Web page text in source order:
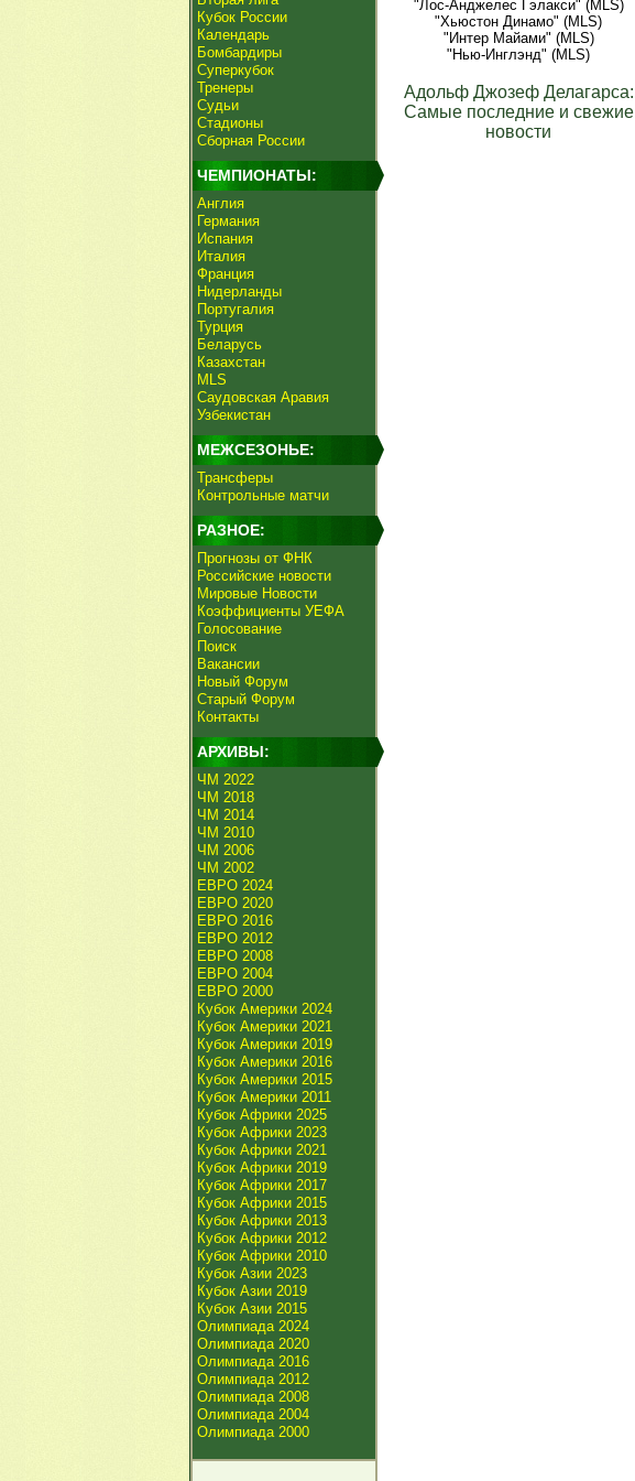
Кубок России
Календарь
Бомбардиры
Суперкубок
Тренеры
Судьи
Стадионы
Сборная России
ЧЕМПИОНАТЫ:
Англия
Германия
Испания
Италия
Франция
Нидерланды
Португалия
Турция
Беларусь
Казахстан
MLS
Саудовская Аравия
Узбекистан
МЕЖСЕЗОНЬЕ:
Трансферы
Контрольные матчи
РАЗНОЕ:
Прогнозы от ФНК
Российские новости
Мировые Новости
Коэффициенты УЕФА
Голосование
Поиск
Вакансии
Новый Форум
Старый Форум
Контакты
АРХИВЫ:
ЧМ 2022
ЧМ 2018
ЧМ 2014
ЧМ 2010
ЧМ 2006
ЧМ 2002
ЕВРО 2024
ЕВРО 2020
ЕВРО 2016
ЕВРО 2012
ЕВРО 2008
ЕВРО 2004
ЕВРО 2000
Кубок Америки 2024
Кубок Америки 2021
Кубок Америки 2019
Кубок Америки 2016
Кубок Америки 2015
Кубок Америки 2011
Кубок Африки 2025
Кубок Африки 2023
Кубок Африки 2021
Кубок Африки 2019
Кубок Африки 2017
Кубок Африки 2015
Кубок Африки 2013
Кубок Африки 2012
Кубок Африки 2010
Кубок Азии 2023
Кубок Азии 2019
Кубок Азии 2015
Олимпиада 2024
Олимпиада 2020
Олимпиада 2016
Олимпиада 2012
Олимпиада 2008
Олимпиада 2004
Олимпиада 2000
"Лос-Анджелес Гэлакси" (MLS)
"Хьюстон Динамо" (MLS)
"Интер Майами" (MLS)
"Нью-Инглэнд" (MLS)
Адольф Джозеф Делагарса:
Самые последние и свежие
новости